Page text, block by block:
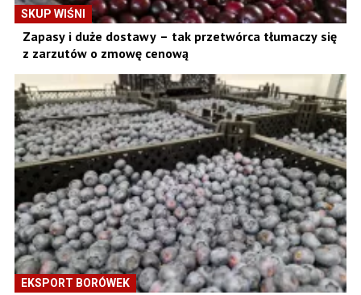
SKUP WIŚNI
Zapasy i duże dostawy – tak przetwórca tłumaczy się
z zarzutów o zmowę cenową
EKSPORT BORÓWEK